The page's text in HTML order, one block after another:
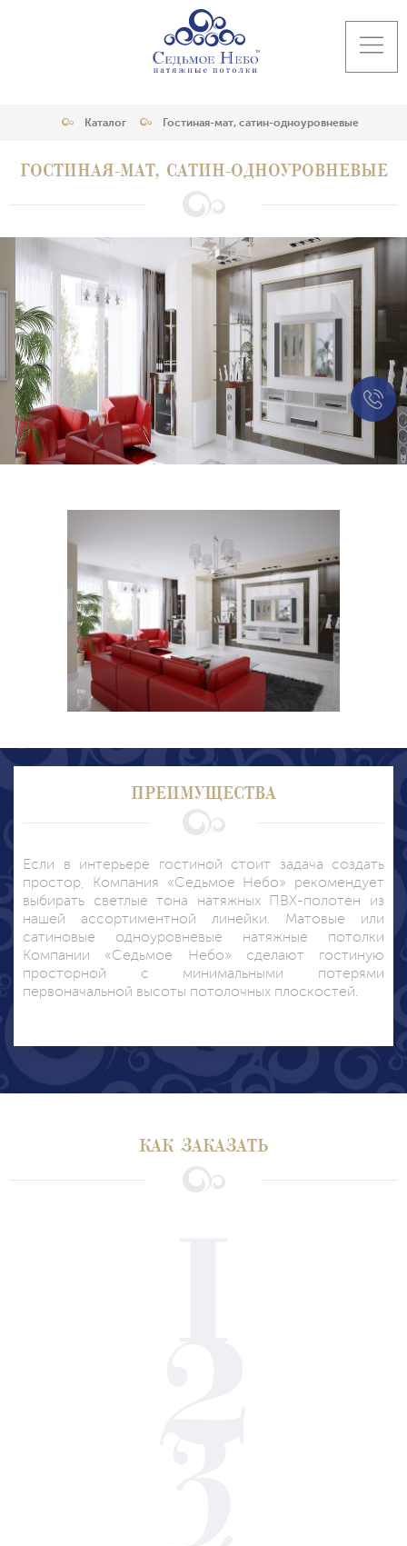
Каталог Гостиная-мат, сатин-одноуровневые
ГОСТИНАЯ-МАТ, САТИН-ОДНОУРОВНЕВЫЕ
ПРЕИМУЩЕСТВА
Если в интерьере гостиной стоит задача создать
простор, Компания «Седьмое Небо» рекомендует
выбирать светлые тона натяжных ПВХ-полотен из
нашей ассортиментной линейки. Матовые или
сатиновые одноуровневые натяжные потолки
Компании «Седьмое Небо» сделают гостиную
просторной с минимальными потерями
первоначальной высоты потолочных плоскостей.
КАК ЗАКАЗАТЬ